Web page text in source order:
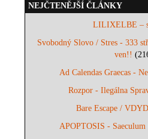
NEJČTENĚJŠÍ ČLÁNKY
LILIXELBE –
Svobodný Slovo / Stres - 333
ven!!
Ad Calendas Graecas -
Rozpor - Ilegálna
Bare Escape /
APOPTOSIS - Saeculum